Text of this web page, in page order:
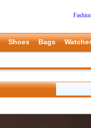
Shoes Bags